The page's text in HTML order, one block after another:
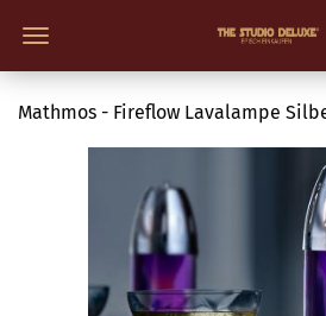
Mathmos - Fireflow Lavalampe